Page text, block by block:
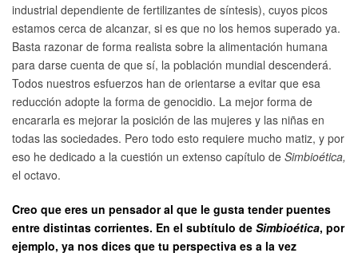
industrial dependiente de fertilizantes de síntesis), cuyos picos
estamos cerca de alcanzar, si es que no los hemos superado ya.
Basta razonar de forma realista sobre la alimentación humana
para darse cuenta de que sí, la población mundial descenderá.
Todos nuestros esfuerzos han de orientarse a evitar que esa
reducción adopte la forma de genocidio. La mejor forma de
encararla es mejorar la posición de las mujeres y las niñas en
todas las sociedades. Pero todo esto requiere mucho matiz, y por
eso he dedicado a la cuestión un extenso capítulo de Simbioética,
el octavo.
Creo que eres un pensador al que le gusta tender puentes
entre distintas corrientes. En el subtítulo de Simbioética, por
ejemplo, ya nos dices que tu perspectiva es a la vez